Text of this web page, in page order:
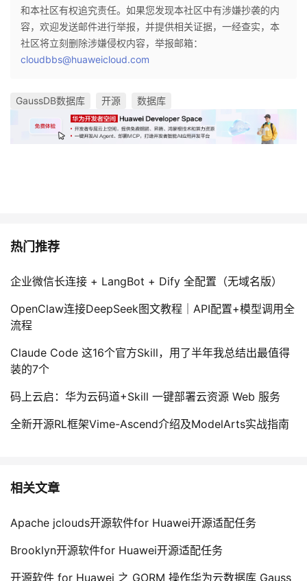
和本社区有权追究责任。如果您发现本社区中有涉嫌抄袭的内
容，欢迎发送邮件进行举报，并提供相关证据，一经查实，本
社区将立刻删除涉嫌侵权内容，举报邮箱：
cloudbbs@huaweicloud.com
GaussDB数据库 开源 数据库
热门推荐
企业微信长连接 + LangBot + Dify 全配置（无域名版）
OpenClaw连接DeepSeek图文教程｜API配置+模型调用全
流程
Claude Code 这16个官方Skill，用了半年我总结出最值得
装的7个
码上云启：华为云码道+Skill 一键部署云资源 Web 服务
全新开源RL框架Vime-Ascend介绍及ModelArts实战指南
相关文章
Apache jclouds开源软件for Huawei开源适配任务
Brooklyn开源软件for Huawei开源适配任务
开源软件 for Huawei 之 GORM 操作华为云数据库 Gauss